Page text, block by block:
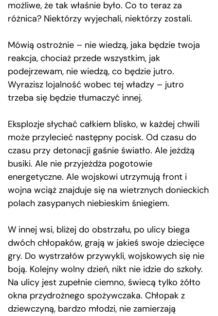
możliwe, że tak właśnie było. Co to teraz za
różnica? Niektórzy wyjechali, niektórzy zostali.
Mówią ostrożnie – nie wiedzą, jaka będzie twoja
reakcja, chociaż przede wszystkim, jak
podejrzewam, nie wiedzą, co będzie jutro.
Wyrazisz lojalność wobec tej władzy – jutro
trzeba się będzie tłumaczyć innej.
Eksplozje słychać całkiem blisko, w każdej chwili
może przylecieć następny pocisk. Od czasu do
czasu przy detonacji gaśnie światło. Ale jeżdżą
busiki. Ale nie przyjeżdża pogotowie
energetyczne. Ale wojskowi utrzymują front i
wojna wciąż znajduje się na wietrznych donieckich
polach zasypanych niebieskim śniegiem.
W innej wsi, bliżej do obstrzału, po ulicy biega
dwóch chłopaków, grają w jakieś swoje dziecięce
gry. Do wystrzałów przywykli, wojskowych się nie
boją. Kolejny wolny dzień, nikt nie idzie do szkoły.
Na ulicy jest zupełnie ciemno, świecą tylko żółto
okna przydrożnego spożywczaka. Chłopak z
dziewczyną, bardzo młodzi, nie zamierzają